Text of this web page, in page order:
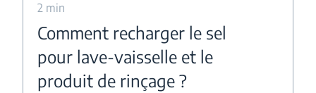
2 min
Comment recharger le sel
pour lave-vaisselle et le
produit de rinçage ?